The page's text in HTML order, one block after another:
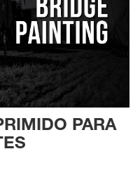
PARA